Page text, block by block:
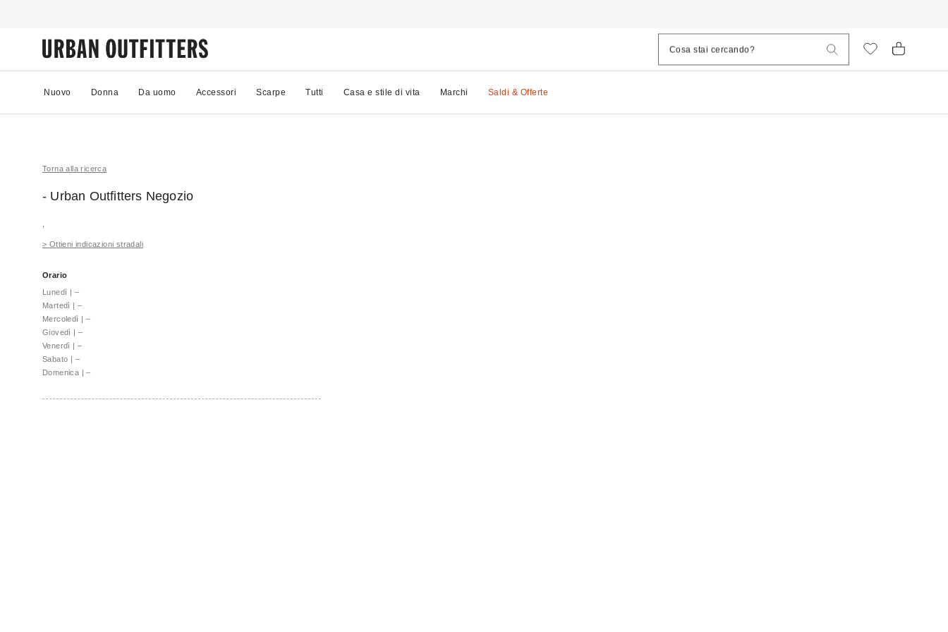
Nuovo Donna Da uomo Accessori Scarpe Tutti Casa e stile di vita Marchi Saldi & Offerte
Torna alla ricerca
- Urban Outfitters Negozio
> Ottieni indicazioni stradali
Orario
Lunedì | –
Martedì | –
Mercoledì | –
Giovedì | –
Venerdì | –
Sabato | –
Domenica | –